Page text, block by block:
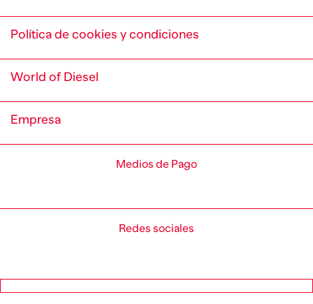
Política de cookies y condiciones
World of Diesel
Empresa
Medios de Pago
Redes sociales